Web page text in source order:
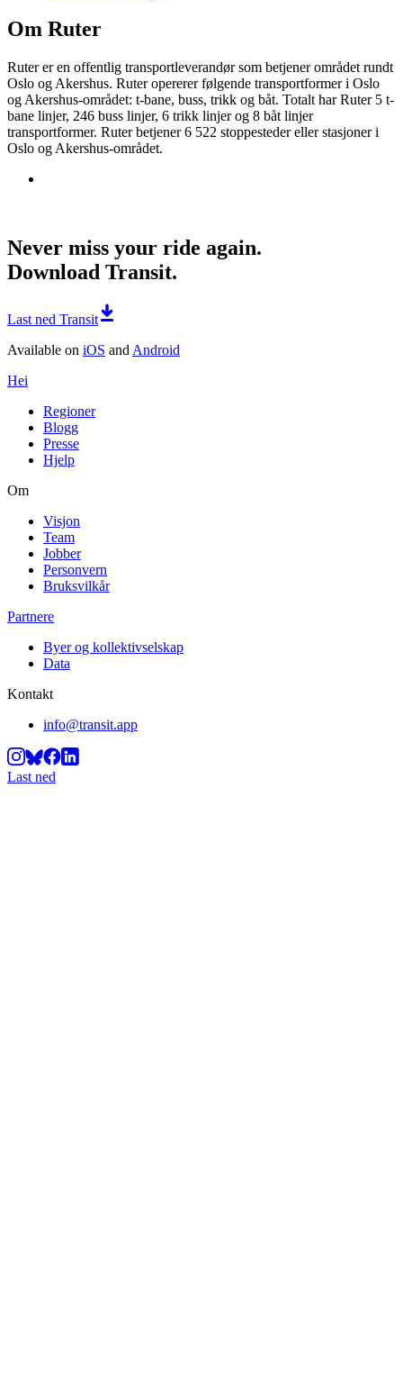
Om Ruter
Ruter er en offentlig transportleverandør som betjener området rundt
Oslo og Akershus. Ruter opererer følgende transportformer i Oslo
og Akershus-området: t-bane, buss, trikk og båt. Totalt har Ruter 5 t-
bane linjer, 246 buss linjer, 6 trikk linjer og 8 båt linjer
transportformer. Ruter betjener 6 522 stoppesteder eller stasjoner i
Oslo og Akershus-området.
Never miss your ride again.
Download Transit.
Last ned Transit
Available on iOS and Android
Hei
Regioner
Blogg
Presse
Hjelp
Om
Visjon
Team
Jobber
Personvern
Bruksvilkår
Partnere
Byer og kollektivselskap
Data
Kontakt
info@transit.app
Last ned